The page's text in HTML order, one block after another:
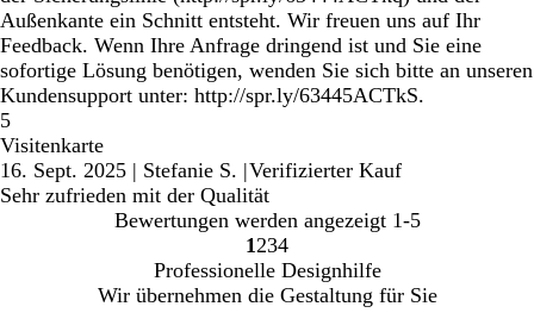
Außenkante ein Schnitt entsteht. Wir freuen uns auf Ihr
Feedback. Wenn Ihre Anfrage dringend ist und Sie eine
sofortige Lösung benötigen, wenden Sie sich bitte an unseren
Kundensupport unter: http://spr.ly/63445ACTkS.
5
Visitenkarte
16. Sept. 2025 | Stefanie S. |Verifizierter Kauf
Sehr zufrieden mit der Qualität
Bewertungen werden angezeigt 1-5
Gehe
zu
Seite
1 Gehe
zu
Seite
2 Gehe
zu
Seite
3Gehe
zu
Seite
4
Professionelle Designhilfe
Wir übernehmen die Gestaltung für Sie